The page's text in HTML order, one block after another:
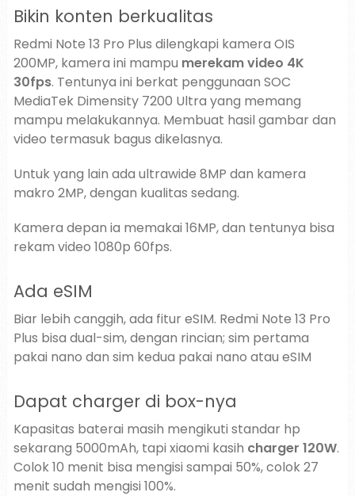
Bikin konten berkualitas
Redmi Note 13 Pro Plus dilengkapi kamera OIS
200MP, kamera ini mampu merekam video 4K
30fps. Tentunya ini berkat penggunaan SOC
MediaTek Dimensity 7200 Ultra yang memang
mampu melakukannya. Membuat hasil gambar dan
video termasuk bagus dikelasnya.
Untuk yang lain ada ultrawide 8MP dan kamera
makro 2MP, dengan kualitas sedang.
Kamera depan ia memakai 16MP, dan tentunya bisa
rekam video 1080p 60fps.
Ada eSIM
Biar lebih canggih, ada fitur eSIM. Redmi Note 13 Pro
Plus bisa dual-sim, dengan rincian; sim pertama
pakai nano dan sim kedua pakai nano atau eSIM
Dapat charger di box-nya
Kapasitas baterai masih mengikuti standar hp
sekarang 5000mAh, tapi xiaomi kasih charger 120W.
Colok 10 menit bisa mengisi sampai 50%, colok 27
menit sudah mengisi 100%.